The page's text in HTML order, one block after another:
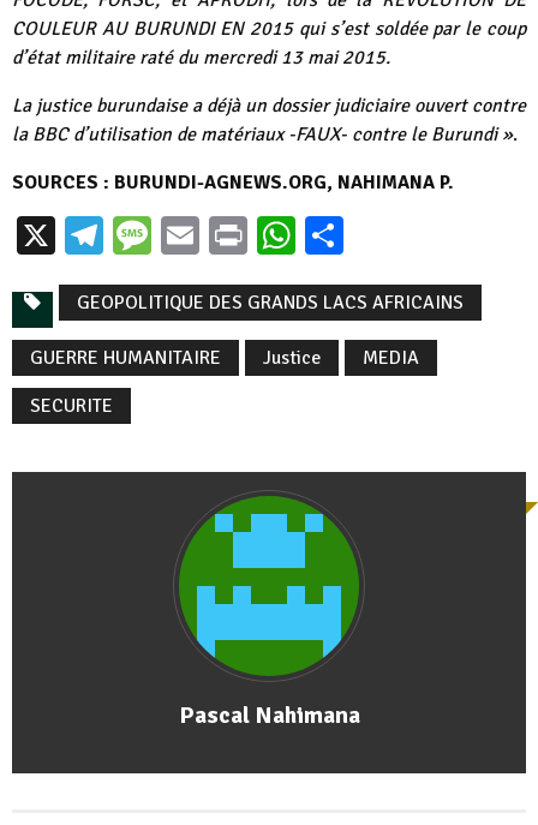
COULEUR AU BURUNDI EN 2015 qui s’est soldée par le coup
d’état militaire raté du mercredi 13 mai 2015.
La justice burundaise a déjà un dossier judiciaire ouvert contre
la BBC d’utilisation de matériaux -FAUX- contre le Burundi ».
SOURCES : BURUNDI-AGNEWS.ORG, NAHIMANA P.
X Telegram
Message
EmailPrintWhatsApp
GEOPOLITIQUE DES GRANDS LACS AFRICAINS
GUERRE HUMANITAIRE Justice
MEDIA
SECURITE
Pascal Nahimana